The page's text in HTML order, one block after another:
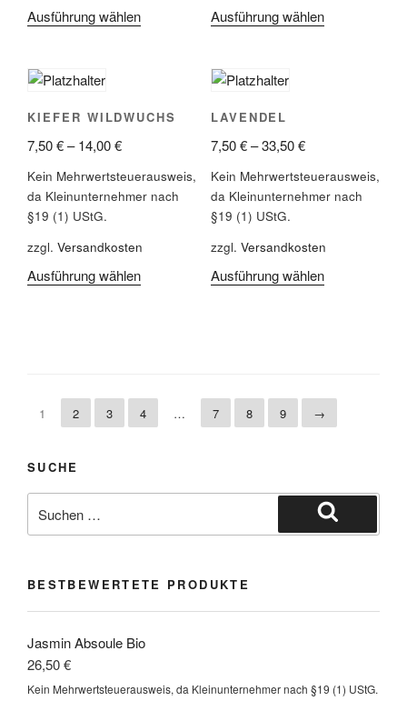
Ausführung wählen Ausführung wählen
KIEFER WILDWUCHS
7,50€–14,00€
Kein Mehrwertsteuerausweis,
da Kleinunternehmer nach
§19 (1) UStG.
zzgl. Versandkosten
Ausführung wählen
LAVENDEL
7,50€–33,50€
Kein Mehrwertsteuerausweis,
da Kleinunternehmer nach
§19 (1) UStG.
zzgl. Versandkosten
Ausführung wählen
1 2 3 4 … 7 8 9 →
SUCHE
BESTBEWERTETE PRODUKTE
Jasmin Absoule Bio
26,50€
Kein Mehrwertsteuerausweis, da Kleinunternehmer nach §19 (1) UStG.